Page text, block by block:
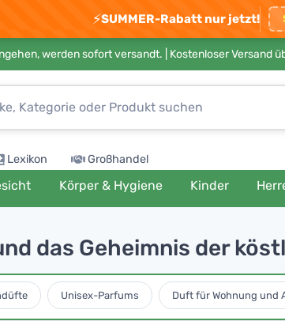
⚡SUMMER-Rabatt nur jetzt!
werden sofort versandt. | Kostenloser Versand
Lexikon Großhandel
Körper & Hygiene Kinder
das Geheimnis der
Unisex-Parfums Duft für Wohnung und